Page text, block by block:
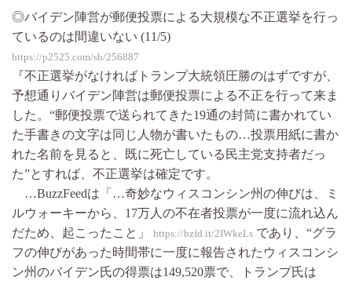
◎バイデン陣営が郵便投票による大規模な不正選挙を行っ
ているのは間違いない (11/5)
https://p2525.com/sb/256887
『不正選挙がなければトランプ大統領圧勝のはずですが、
予想通りバイデン陣営は郵便投票による不正を行って来ま
した。“郵便投票で送られてきた19通の封筒に書かれてい
た手書きの文字は同じ人物が書いたもの…投票用紙に書か
れた名前を見ると、既に死亡している民主党支持者だっ
た”とすれば、不正選挙は確定です。
…BuzzFeedは「…奇妙なウィスコンシン州の伸びは、ミ
ルウォーキーから、17万人の不在者投票が一度に流れ込ん
だため、起こったこと」
https://bzfd.it/2IWkeLs であり、“グラ
フの伸びがあった時間帯に一度に報告されたウィスコンシ
ン州のバイデン氏の得票は149,520票で、トランプ氏は